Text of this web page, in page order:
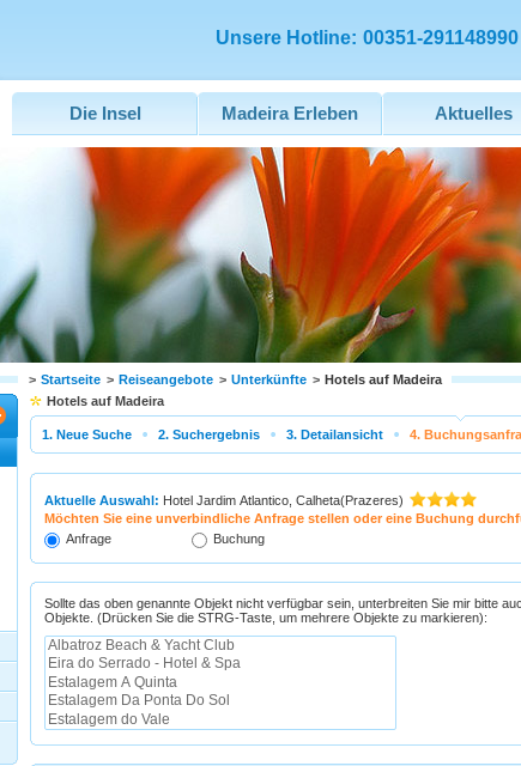
Unsere Hotline: 00351-291148990
Die Insel Madeira Erleben Aktuelles
> Startseite > Reiseangebote > Unterkünfte > Hotels auf Madeira
Hotels auf Madeira
1. Neue Suche 2. Suchergebnis 3. Detailansicht 4.
Aktuelle Auswahl: Hotel Jardim Atlantico, Calheta(Prazeres)
Möchten Sie eine unverbindliche Anfrage stellen oder eine Buchung
Anfrage
Buchung
Sollte das oben genannte Objekt nicht verfügbar sein, unterbreiten Sie mir bitte
Objekte. (Drücken Sie die STRG-Taste, um mehrere Objekte zu markieren):